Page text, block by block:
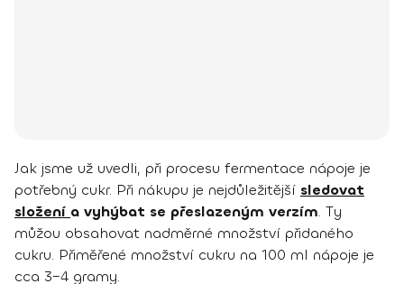
Jak jsme už uvedli, při procesu fermentace nápoje je
potřebný cukr. Při nákupu je nejdůležitější sledovat
složení a vyhýbat se přeslazeným verzím. Ty
můžou obsahovat nadměrné množství přidaného
cukru. Přiměřené množství cukru na 100 ml nápoje je
cca 3–4 gramy.